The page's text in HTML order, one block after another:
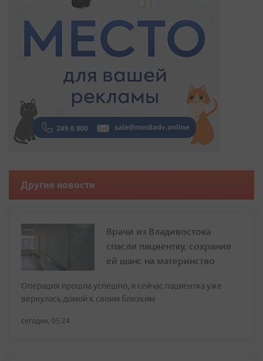
Другие новости
Врачи из Владивостока
спасли пациентку, сохранив
ей шанс на материнство
Операция прошла успешно, и сейчас пациентка уже
вернулась домой к своим близким
сегодня, 05:24